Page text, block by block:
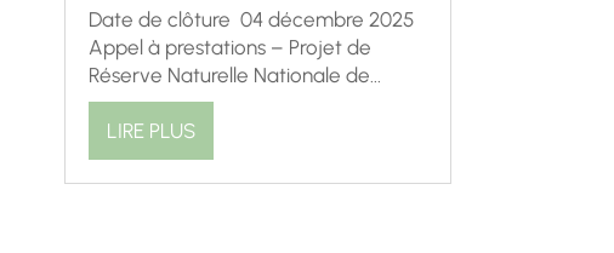
Date de clôture 04 décembre 2025
Appel à prestations – Projet de
Réserve Naturelle Nationale de...
LIRE PLUS